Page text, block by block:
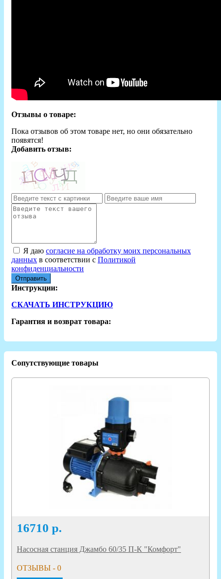
Отзывы о товаре:
Пока отзывов об этом товаре нет, но они обязательно
появятся!
Добавить отзыв:
Я даю согласие на обработку моих персональных
данных в соответствии с Политикой
конфиденциальности
Отправить
Инструкции:
СКАЧАТЬ ИНСТРУКЦИЮ
Гарантия и возврат товара:
Сопутствующие товары
16710 р.
Насосная станция Джамбо 60/35 П-К "Комфорт"
ОТЗЫВЫ - 0